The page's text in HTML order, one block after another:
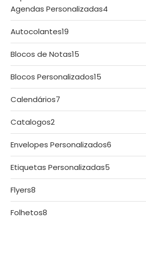
produtos
Agendas Personalizadas4
produtos
Autocolantes19
produtos
Blocos de Notas15
produtos
Blocos Personalizados15
produtos
Calendários7
produtos
Catalogos2
produtos
Envelopes Personalizados6
produtos
Etiquetas Personalizadas5
produtos
Flyers8
produtos
Folhetos8